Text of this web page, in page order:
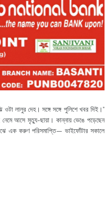
ওটা লালুর দেহ। সঙ্গে সঙ্গে পুলিশে খবর দিই।”
আসে মৃত্যু-ছায়া। কান্নায় ভেঙে পড়েছেন
এক করুণ পরিসমাপ্তি— ভাইফোঁটার সকালে